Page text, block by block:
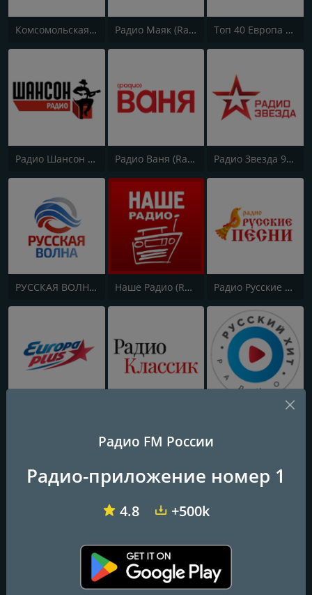
Комсомольская правда (Komsomolskaya pravda) Радио Маяк (Radio Mayak) Топ 40 Европа Плюс (Top 40 Europa Plus)
Радио Шансон (Chanson) Радио Ваня (Radio Vanya) Радио Звезда 95.6 FM (Radio Zvezda)
РУССКАЯ ВОЛНА - RUSSIAN WAVE Наше Радио (Radio Nashe) Радио Русские Песни | Russian Songs Radio | RuSongs
Частоты FM
http://radcap.ru/grindcore.html
Радио FM России
Радио-приложение номер 1
4.8 +500k